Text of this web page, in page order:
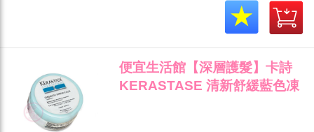
便宜生活館【深層護髮】卡詩
KERASTASE 清新舒緩藍色凍